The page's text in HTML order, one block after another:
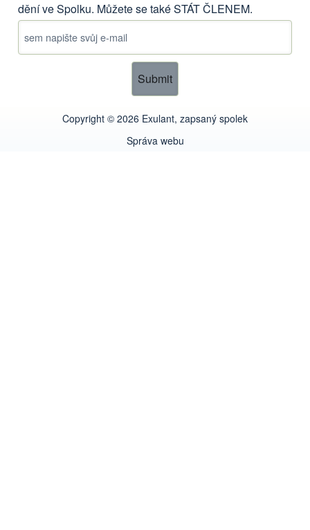
dění ve Spolku. Můžete se takéSTÁT ČLENEM.
Copyright © 2026 Exulant, zapsaný spolek
Správa webu